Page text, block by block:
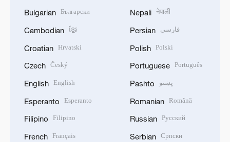
Bulgarian Български
Cambodian ខ្មែរ
Croatian Hrvatski
Czech Český
English English
Esperanto Esperanto
Filipino Filipino
French Français
Nepali नेपाली
Persian فارسی
Polish Polski
Portuguese Português
Pashto پښتو
Romanian Română
Russian Русский
Serbian Српски